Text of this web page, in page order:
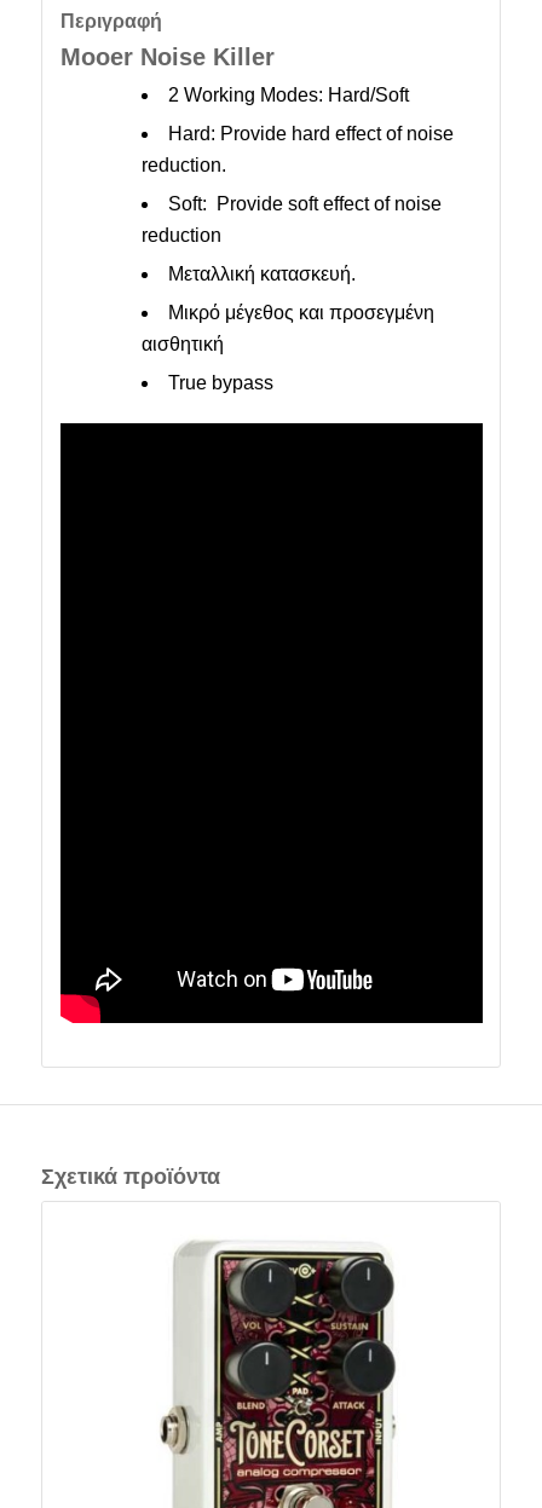
Περιγραφή
Mooer Noise Killer
2 Working Modes: Hard/Soft
Hard: Provide hard effect of noise
reduction.
Soft: Provide soft effect of noise
reduction
Μεταλλική κατασκευή.
Μικρό μέγεθος και προσεγμένη
αισθητική
True bypass
Σχετικά προϊόντα